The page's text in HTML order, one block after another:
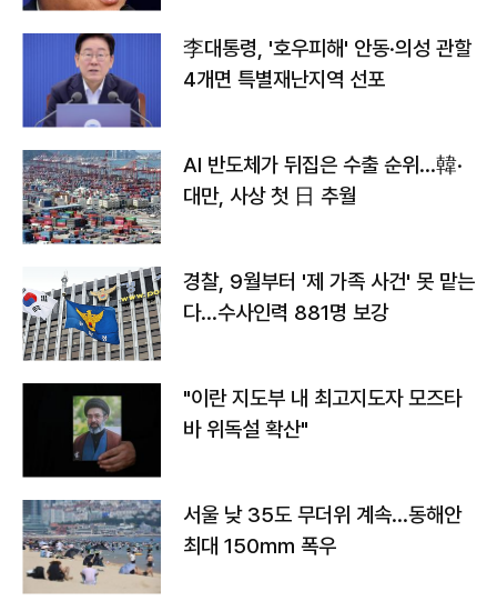
李대통령, '호우피해' 안동·의성 관할
4개면 특별재난지역 선포
AI 반도체가 뒤집은 수출 순위…韓·
대만, 사상 첫 日 추월
경찰, 9월부터 '제 가족 사건' 못 맡는
다…수사인력 881명 보강
"이란 지도부 내 최고지도자 모즈타
바 위독설 확산"
서울 낮 35도 무더위 계속…동해안
최대 150㎜ 폭우